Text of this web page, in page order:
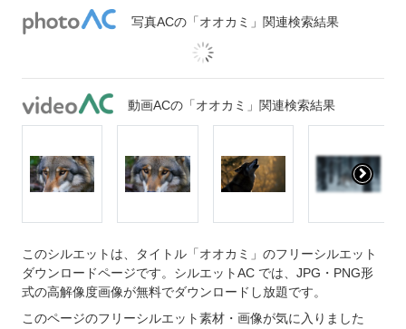
写真ACの「オオカミ」関連検索結果
動画ACの「オオカミ」関連検索結果
このシルエットは、タイトル「オオカミ」のフリーシルエット
ダウンロードページです。シルエットAC では、JPG・PNG形
式の高解像度画像が無料でダウンロードし放題です。
このページのフリーシルエット素材・画像が気に入りました